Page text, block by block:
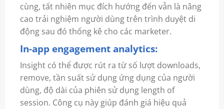
cùng, tất nhiên mục đích hướng đến vẫn là nâng
cao trải nghiệm người dùng trên trình duyệt di
động sau đó thống kê cho các marketer.
In-app engagement analytics:
Insight có thể được rút ra từ số lượt downloads,
remove, tần suất sử dụng ứng dụng của người
dùng, độ dài của phiên sử dụng length of
session. Công cụ này giúp đánh giá hiệu quả